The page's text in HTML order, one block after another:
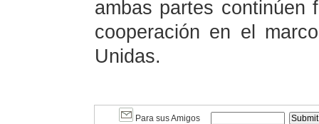
ambas partes continúen
cooperación en el
Unidas.
Para sus Amigos